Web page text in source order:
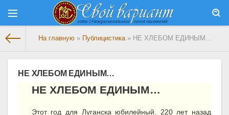
На главную » Публицистика» НЕ ХЛЕБОМ ЕДИНЫМ…
НЕ ХЛЕБОМ ЕДИНЫМ…
НЕ ХЛЕБОМ ЕДИНЫМ…
Этот год для Луганска юбилейный. 220 лет назад